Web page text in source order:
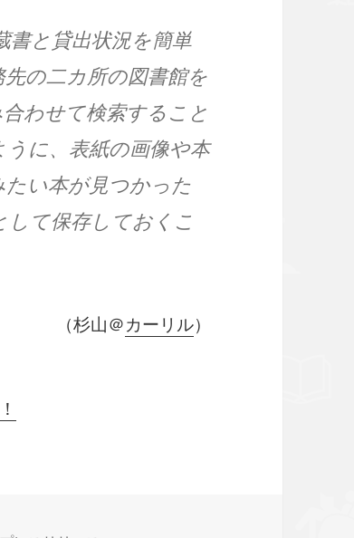
書と貸出状況を簡単
の二カ所の図書館を
わせて検索すること
に、表紙の画像や本
い本が見つかった
て保存しておくこ
（杉山＠カーリル）